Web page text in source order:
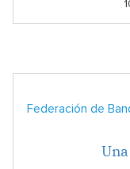
Federación de